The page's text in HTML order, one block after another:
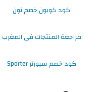
كود كوبون خصم نون
مراجعة المنتجات في المغرب
كود خصم سبورتر Sporter